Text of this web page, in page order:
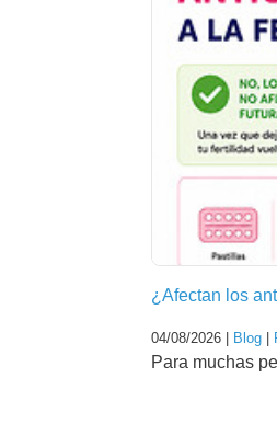
¿Afectan los
04/08/2026 | Blog |
Para muchas